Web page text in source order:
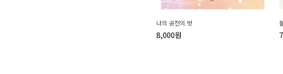
나의 공전의 벗
8,000원